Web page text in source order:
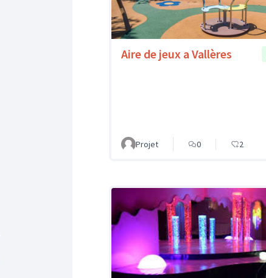
Aire de jeux a Vallères
Projet 0 2